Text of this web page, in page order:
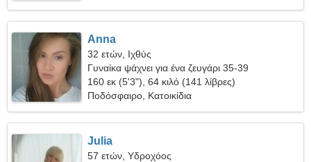
Anna
32 ετών, Ιχθύς
Γυναίκα ψάχνει για ένα ζευγάρι 35-39
160 εκ (5'3"), 64 κιλό (141 λίβρες)
Ποδόσφαιρο, Κατοικίδια
Julia
57 ετών, Υδροχόος